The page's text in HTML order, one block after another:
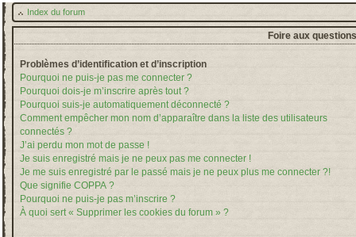
Index du forum
Foire aux
Problèmes d’identification et d’inscription
Pourquoi ne puis-je pas me connecter ?
Pourquoi dois-je m’inscrire après tout ?
Pourquoi suis-je automatiquement déconnecté ?
Comment empêcher mon nom d’apparaître dans la liste des utilisateurs
connectés ?
J’ai perdu mon mot de passe !
Je suis enregistré mais je ne peux pas me connecter !
Je me suis enregistré par le passé mais je ne peux plus me connecter ?!
Que signifie COPPA ?
Pourquoi ne puis-je pas m’inscrire ?
À quoi sert « Supprimer les cookies du forum » ?